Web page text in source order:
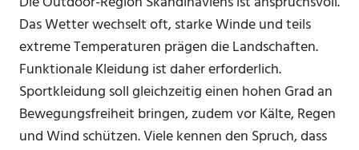
Das Wetter wechselt oft, starke Winde und teils
extreme Temperaturen prägen die Landschaften.
Funktionale Kleidung ist daher erforderlich.
Sportkleidung soll gleichzeitig einen hohen Grad an
Bewegungsfreiheit bringen, zudem vor Kälte, Regen
und Wind schützen. Viele kennen den Spruch, dass